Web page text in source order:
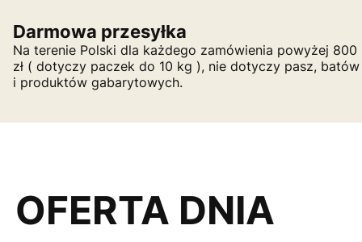
Darmowa przesyłka
Na terenie Polski dla każdego zamówienia powyżej 800
zł ( dotyczy paczek do 10 kg ), nie dotyczy pasz, batów
i produktów gabarytowych.
OFERTA DNIA